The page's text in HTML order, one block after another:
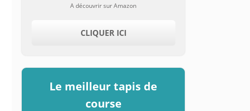
A découvrir sur Amazon
CLIQUER ICI
Le meilleur tapis de
course